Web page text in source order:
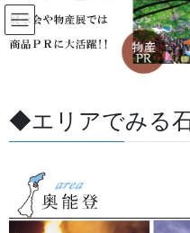
コ
ン
テ
移
動
ナ
ビ
ゲ
ン
に
お祭り前掛
お祭り前掛け（けんたい）
祭りの魂を形に
◆エリアでみる